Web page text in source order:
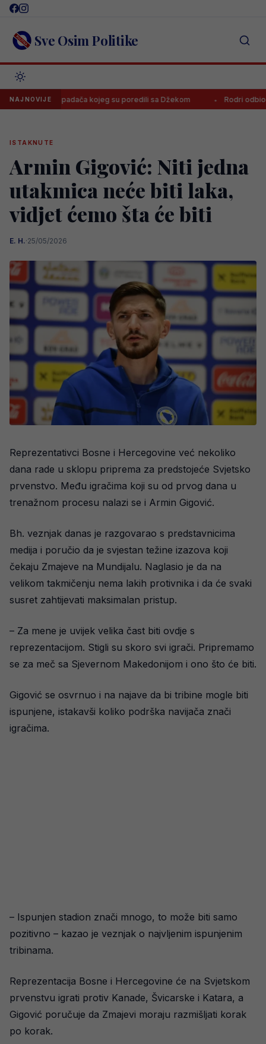
Skip
content Sve Osim Politike
NAJNOVIJE
napadača kojeg su poredili sa Džekom Rodri odbio Real i
ISTAKNUTE
Armin Gigović: Niti jedna
utakmica neće biti laka,
vidjet ćemo šta će biti
E. H.·25/05/2026
Reprezentativci Bosne i Hercegovine već nekoliko
dana rade u sklopu priprema za predstojeće Svjetsko
prvenstvo. Među igračima koji su od prvog dana u
trenažnom procesu nalazi se i Armin Gigović.
Bh. veznjak danas je razgovarao s predstavnicima
medija i poručio da je svjestan težine izazova koji
čekaju Zmajeve na Mundijalu. Naglasio je da na
velikom takmičenju nema lakih protivnika i da će svaki
susret zahtijevati maksimalan pristup.
– Za mene je uvijek velika čast biti ovdje s
reprezentacijom. Stigli su skoro svi igrači. Pripremamo
se za meč sa Sjevernom Makedonijom i ono što će biti.
Gigović se osvrnuo i na najave da bi tribine mogle biti
ispunjene, istakavši koliko podrška navijača znači
igračima.
– Ispunjen stadion znači mnogo, to može biti samo
pozitivno – kazao je veznjak o najvljenim ispunjenim
tribinama.
Reprezentacija Bosne i Hercegovine će na Svjetskom
prvenstvu igrati protiv Kanade, Švicarske i Katara, a
Gigović poručuje da Zmajevi moraju razmišljati korak
po korak.